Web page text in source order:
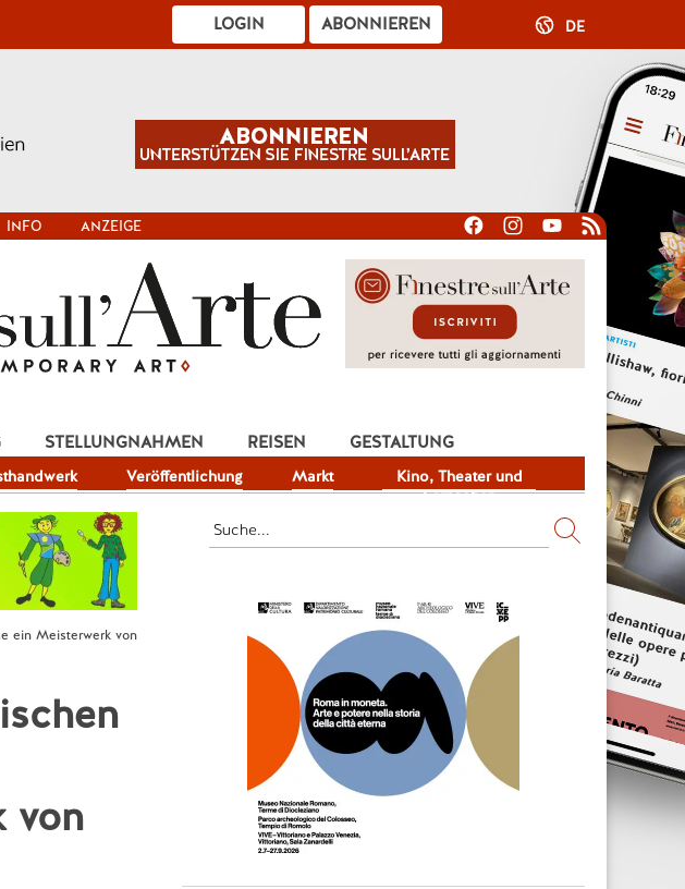
ABONNIEREN
LOGIN DE
INFO ANZEIGE
Veröffentlichung Markt
Kino, Theater und
Fernsehen
STELLUNGNAHMEN REISEN
GESTALTUNG
ein Meisterwerk von
von